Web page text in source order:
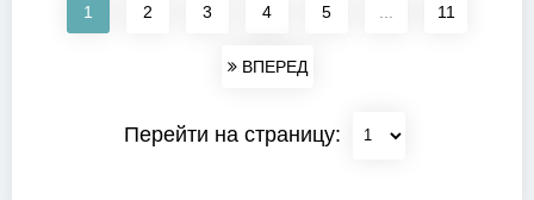
1 2 3 4 5 11
ВПЕРЕД
Перейти на страницу: